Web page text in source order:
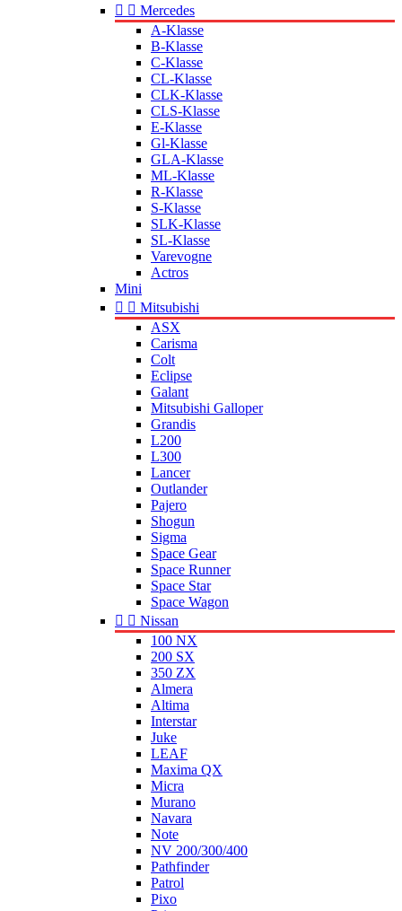
  Mercedes
A-Klasse
B-Klasse
C-Klasse
CL-Klasse
CLK-Klasse
CLS-Klasse
E-Klasse
Gl-Klasse
GLA-Klasse
ML-Klasse
R-Klasse
S-Klasse
SLK-Klasse
SL-Klasse
Varevogne
Actros
Mini
  Mitsubishi
ASX
Carisma
Colt
Eclipse
Galant
Mitsubishi Galloper
Grandis
L200
L300
Lancer
Outlander
Pajero
Shogun
Sigma
Space Gear
Space Runner
Space Star
Space Wagon
  Nissan
100 NX
200 SX
350 ZX
Almera
Altima
Interstar
Juke
LEAF
Maxima QX
Micra
Murano
Navara
Note
NV 200/300/400
Pathfinder
Patrol
Pixo